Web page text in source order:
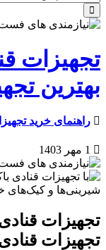
تجهیزات
بهترین
راهنمای خرید
تجهیزات
تجهیزات